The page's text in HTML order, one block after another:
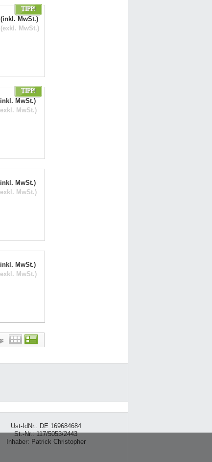
TIPP!
MwSt.)
MwSt.)
TIPP!
MwSt.)
MwSt.)
MwSt.)
MwSt.)
MwSt.)
MwSt.)
Ust-IdNr.: DE 169684684
St.-Nr.: 117/5053/2443
Inhaber: Patrick Christopher